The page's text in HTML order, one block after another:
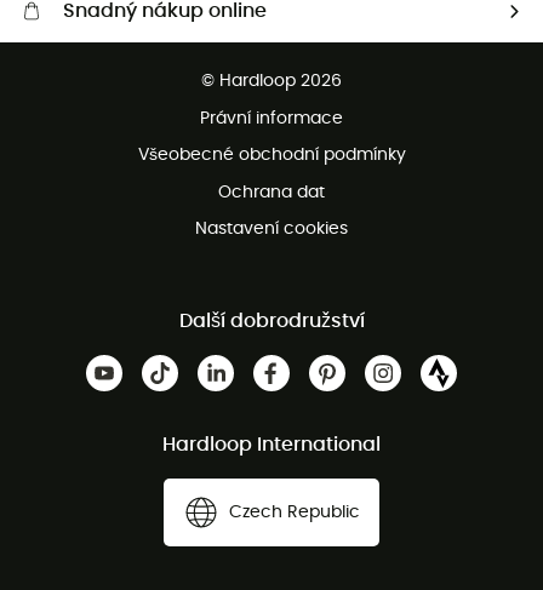
Snadný nákup online
Bezplatné vrácení do 100 dnů
Bezplatná zákaznická služba
© Hardloop 2026
Právní informace
Všeobecné obchodní podmínky
Ochrana dat
Nastavení cookies
Další dobrodružství
Hardloop International
Czech Republic